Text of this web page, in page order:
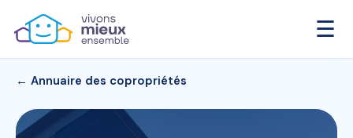
☰
← Annuaire des copropriétés